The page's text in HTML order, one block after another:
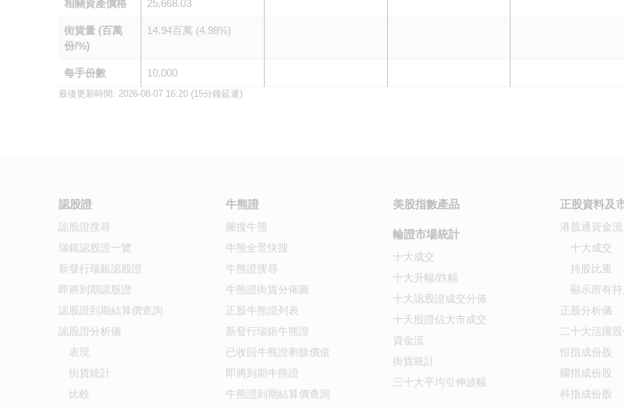
相關資產價格 25,668.03
街貨量 (百萬
份/%)
14.94百萬 (4.98%)
每手份數 10,000
最後更新時間: 2026-08-07 16:20 (15分鐘延遲)
認股證
認股證搜尋
瑞銀認股證一覽
新發行瑞銀認股證
即將到期認股證
認股證到期結算價查詢
認股證分析儀
表現
街貨統計
比較
牛熊證
圖搜牛熊
牛熊全景快搜
牛熊證搜尋
牛熊證街貨分佈圖
正股牛熊證列表
新發行瑞銀牛熊證
已收回牛熊證剩餘價值
即將到期牛熊證
牛熊證到期結算價查詢
美股指數產品
輪證市場統計
十大成交
十大升幅/跌幅
十大認股證成交分佈
十天股證佔大市成交
資金流
街貨統計
三十大平均引伸波幅
正股資料及
港股通資金流
十大成交
持股比重
顯示所有
正股分析儀
二十大活躍
恒指成份股
國指成份股
科指成份股